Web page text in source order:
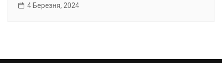
4 Березня, 2024